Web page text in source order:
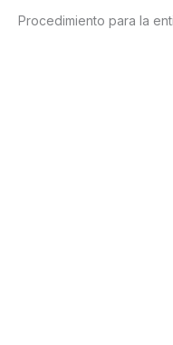
Procedimiento para la